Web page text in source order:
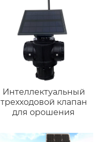
Интеллектуальный
трехходовой клапан
для орошения